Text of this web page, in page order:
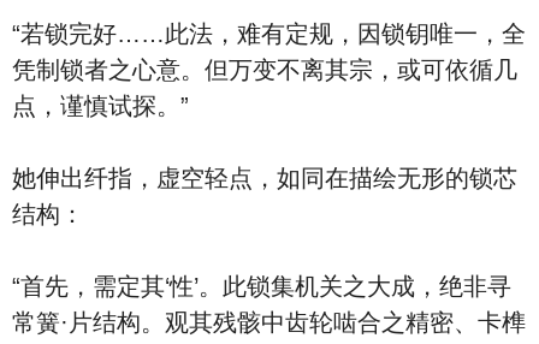
“若锁完好……此法，难有定规，因锁钥唯一，全
凭制锁者之心意。但万变不离其宗，或可依循几
点，谨慎试探。”
她伸出纤指，虚空轻点，如同在描绘无形的锁芯
结构：
“首先，需定其‘性’。此锁集机关之大成，绝非寻
常簧·片结构。观其残骸中齿轮啮合之精密、卡榫